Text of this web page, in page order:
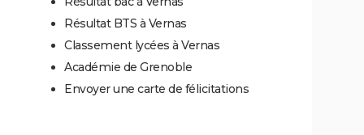
Résultat BTS à Vernas
Classement lycées à Vernas
Académie de Grenoble
Envoyer une carte de félicitations